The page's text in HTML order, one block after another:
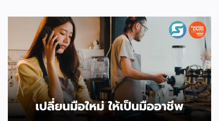
เช่น ร้านที่เป็นแบรนด์ขนาดใหญ่ จะมีเรตสูงสุด 19.26% ในหมวด
แฟชั่น และ FMCG, ร้าน Non-Mall ทั่วไป สูงสุด 17.12% เป็นต้น
โดยตัวเลขเหล่านี้รวม VAT 7% แล้ว และยังไม่นับค่าธรรมเนียม
อื่นที่เก็บซ้อนอยู่ เช่น ค่าธรรมเนียมการชำระเงิน (เริ่มต้น 3.21%)
และค่าธรรมเนียมโครงสร้างพื้นฐาน 1.07 บาทต่อออร์เดอร์
(สำหรับร้านที่มียอดขายเกิน 100 ออร์เดอร์ต่อเดือน) ลอง
คำนวณดู หากเป็นร้าน Non-Mall ขายเสื้อยืดตัวละ 100 บาท ค่า
ส่ง 25 บาท เมื่อหักค่าธรรมเนียมการขาย […]